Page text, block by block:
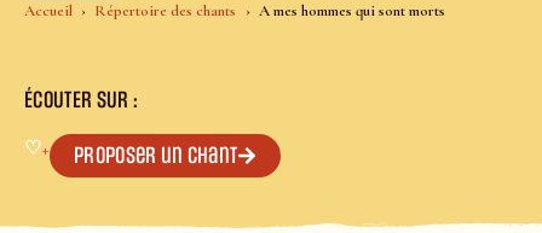
Accueil Répertoire des chants A mes hommes qui sont morts
ÉCOUTER SUR :
♡+ Proposer un chant